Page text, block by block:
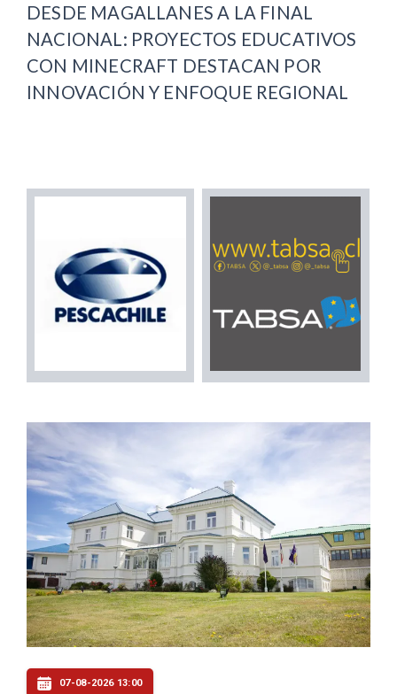
DESDE MAGALLANES A LA FINAL
NACIONAL: PROYECTOS EDUCATIVOS
CON MINECRAFT DESTACAN POR
INNOVACIÓN Y ENFOQUE REGIONAL
07-08-2026 13:00